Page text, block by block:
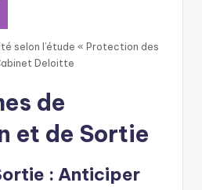
selon l’étude « Protection des
Deloitte
de
et de Sortie
: Anticiper